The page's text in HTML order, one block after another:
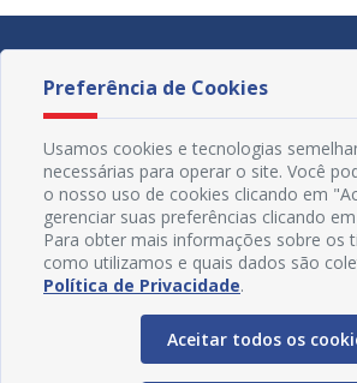
Redes Sociais
Preferência de Cookies
Usamos cookies e tecnologias
necessárias para operar o site. Você
o nosso uso de cookies clicando em
gerenciar suas preferências clicando
Para obter mais informações sobre os
como utilizamos e quais dados são
Política de Privacidade.
Aceitar todos os